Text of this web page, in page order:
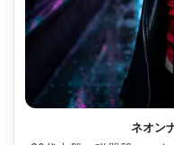
ネオン